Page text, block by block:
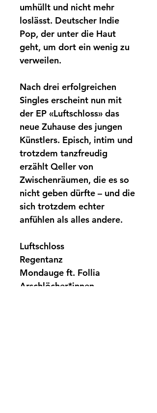
umhüllt und nicht mehr
loslässt. Deutscher Indie
Pop, der unter die Haut
geht, um dort ein wenig zu
verweilen.
Nach drei erfolgreichen
Singles erscheint nun mit
der EP «Luftschloss» das
neue Zuhause des jungen
Künstlers. Episch, intim und
trotzdem tanzfreudig
erzählt Qeller von
Zwischenräumen, die es so
nicht geben dürfte – und die
sich trotzdem echter
anfühlen als alles andere.
Luftschloss
Regentanz
Mondauge ft. Follia
Arschlöcher*innen